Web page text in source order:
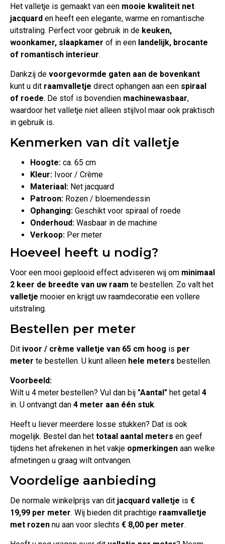
Het valletje is gemaakt van een mooie kwaliteit net
jacquard en heeft een elegante, warme en romantische
uitstraling. Perfect voor gebruik in de keuken,
woonkamer, slaapkamer of in een landelijk, brocante
of romantisch interieur.
Dankzij de voorgevormde gaten aan de bovenkant
kunt u dit raamvalletje direct ophangen aan een spiraal
of roede. De stof is bovendien machinewasbaar,
waardoor het valletje niet alleen stijlvol maar ook praktisch
in gebruik is.
Kenmerken van dit valletje
Hoogte: ca. 65 cm
Kleur: Ivoor / Crème
Materiaal: Net jacquard
Patroon: Rozen / bloemendessin
Ophanging: Geschikt voor spiraal of roede
Onderhoud: Wasbaar in de machine
Verkoop: Per meter
Hoeveel heeft u nodig?
Voor een mooi geplooid effect adviseren wij om minimaal
2 keer de breedte van uw raam te bestellen. Zo valt het
valletje mooier en krijgt uw raamdecoratie een vollere
uitstraling.
Bestellen per meter
Dit ivoor / crème valletje van 65 cm hoog is per
meter te bestellen. U kunt alleen hele meters bestellen.
Voorbeeld:
Wilt u 4 meter bestellen? Vul dan bij "Aantal" het getal 4
in. U ontvangt dan 4 meter aan één stuk.
Heeft u liever meerdere losse stukken? Dat is ook
mogelijk. Bestel dan het totaal aantal meters en geef
tijdens het afrekenen in het vakje opmerkingen aan welke
afmetingen u graag wilt ontvangen.
Voordelige aanbieding
De normale winkelprijs van dit jacquard valletje is €
19,99 per meter. Wij bieden dit prachtige raamvalletje
met rozen nu aan voor slechts € 8,00 per meter.